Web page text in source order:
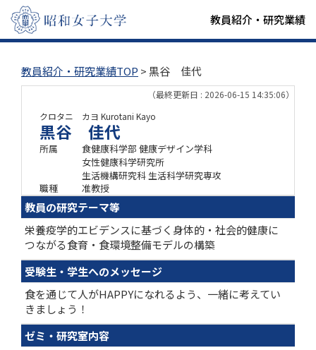
教員紹介・研究業績
教員紹介・研究業績TOP > 黒谷 佳代
（最終更新日 : 2026-06-15 14:35:06）
クロタニ カヨ Kurotani Kayo
黒谷 佳代
所属
食健康科学部 健康デザイン学科
女性健康科学研究所
生活機構研究科 生活科学研究専攻
職種
准教授
教員の研究テーマ等
栄養疫学的エビデンスに基づく身体的・社会的健康に
つながる食育・食環境整備モデルの構築
受験生・学生へのメッセージ
食を通じて人がHAPPYになれるよう、一緒に考えてい
きましょう！
ゼミ・研究室内容